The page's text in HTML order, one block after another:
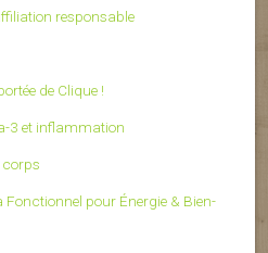
responsable
de Clique !
3 et inflammation
corps
pour Énergie & Bien-